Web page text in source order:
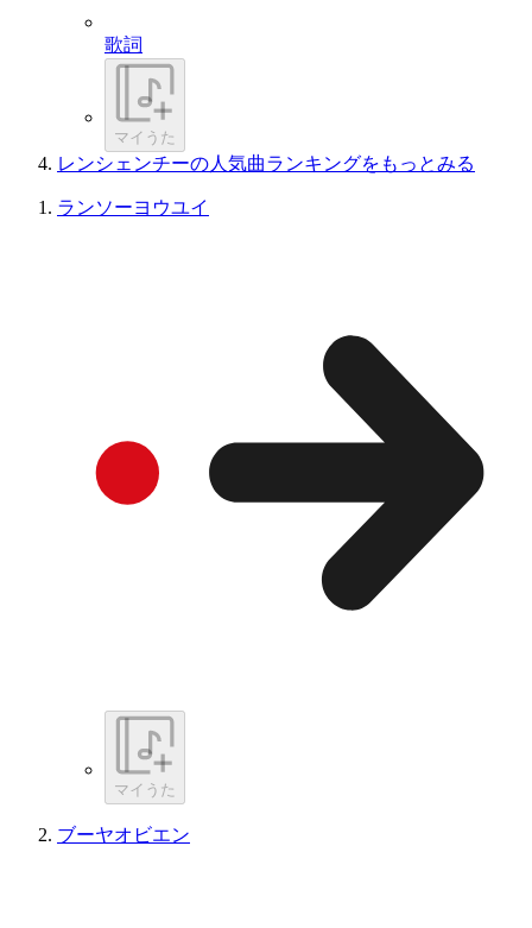
歌詞
マイうた
レンシェンチーの人気曲ランキングをもっとみる
ランソーヨウユイ
マイうた
ブーヤオビエン